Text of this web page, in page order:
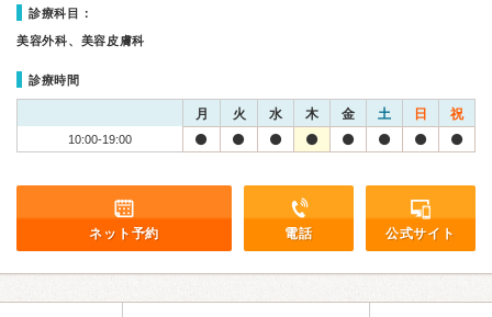
診療科目：
美容外科、美容皮膚科
診療時間
月 火 水 木 金 土 日 祝
10:00-19:00
ネット予約 電話 公式サイト